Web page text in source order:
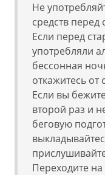
Не
средств перед
Если перед
употребляли
бессонная
откажитесь от
Если вы
второй раз и
беговую
Переходите